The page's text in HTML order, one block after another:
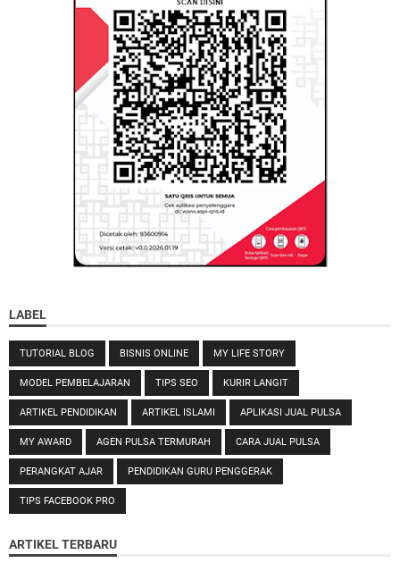
LABEL
TUTORIAL BLOG BISNIS ONLINE MY LIFE STORY
MODEL PEMBELAJARAN TIPS SEO KURIR LANGIT
ARTIKEL PENDIDIKAN ARTIKEL ISLAMI APLIKASI JUAL PULSA
MY AWARD AGEN PULSA TERMURAH CARA JUAL PULSA
PERANGKAT AJAR PENDIDIKAN GURU PENGGERAK
TIPS FACEBOOK PRO
ARTIKEL TERBARU